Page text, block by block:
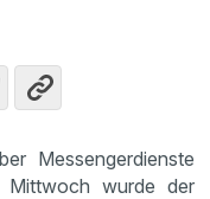
Messengerdienste
wurde der